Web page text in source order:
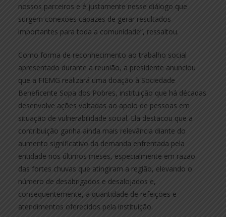
nossos parceiros e é justamente nesse diálogo que
surgem conexões capazes de gerar resultados
importantes para toda a comunidade”, ressaltou.
Como forma de reconhecimento ao trabalho social
apresentado durante a reunião, a presidente anunciou
que a FIEMG realizará uma doação à Sociedade
Beneficente Sopa dos Pobres, instituição que há décadas
desenvolve ações voltadas ao apoio de pessoas em
situação de vulnerabilidade social. Ela destacou que a
contribuição ganha ainda mais relevância diante do
aumento significativo da demanda enfrentada pela
entidade nos últimos meses, especialmente em razão
das fortes chuvas que atingiram a região, elevando o
número de desabrigados e desalojados e,
consequentemente, a quantidade de refeições e
atendimentos oferecidos pela instituição.